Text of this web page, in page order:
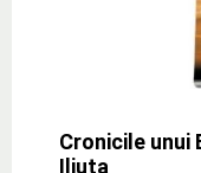
Cronicile unui
Iliuta